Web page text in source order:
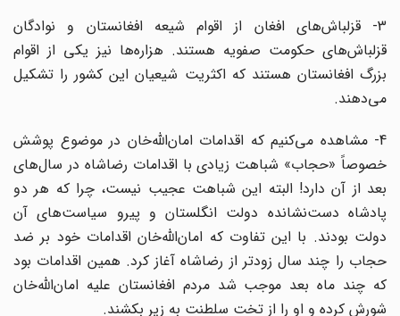
3- قزلباش‌های افغان از اقوام شیعه افغانستان و نوادگان
قزلباش‌های حکومت صفویه هستند. هزاره‌ها نیز یکی از اقوام
بزرگ افغانستان هستند که اکثریت شیعیان این کشور را تشکیل
می‌دهند.
4- مشاهده می‌کنیم که اقدامات امان‌الله‌خان در موضوع پوشش
خصوصاً «حجاب» شباهت زیادی با اقدامات رضاشاه در سال‌های
بعد از آن دارد! البته این شباهت عجیب نیست، چرا که هر دو
پادشاه دست‌نشانده دولت انگلستان و پیرو سیاست‌های آن
دولت بودند. با این تفاوت که امان‌الله‌خان اقدامات‌ خود بر ضد
حجاب را چند سال زودتر از رضاشاه آغاز کرد. همین اقدامات بود
که چند ماه بعد موجب شد مردم افغانستان علیه امان‌الله‌خان
شورش کرده و او را از تخت سلطنت به زیر بکشند.